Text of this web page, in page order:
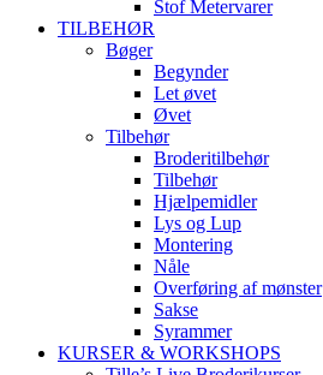
Stof Metervarer
TILBEHØR
Bøger
Begynder
Let øvet
Øvet
Tilbehør
Broderitilbehør
Tilbehør
Hjælpemidler
Lys og Lup
Montering
Nåle
Overføring af mønster
Sakse
Syrammer
KURSER & WORKSHOPS